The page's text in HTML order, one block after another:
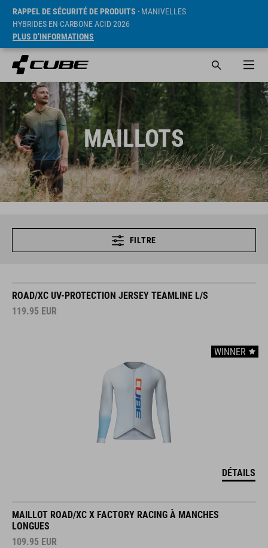
RAPPEL DE SÉCURITÉ DE PRODUITS - MANIVELLES
HYBRIDES EN CARBONE ACID 2026
PLUS D’INFORMATIONS
MAILLOTS
FILTRE
ROAD/XC UV-PROTECTION JERSEY TEAMLINE L/S
119.95 EUR
WINNER
DÉTAILS
MAILLOT ROAD/XC X FACTORY RACING À MANCHES
LONGUES
109.95 EUR